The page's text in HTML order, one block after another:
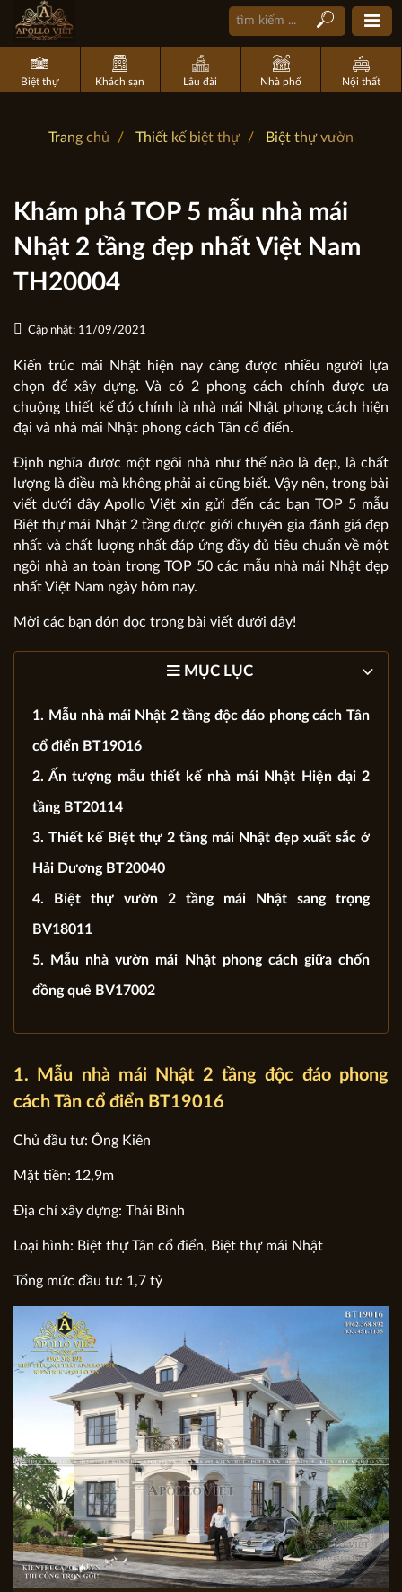
Biệt thự Khách sạn Lâu đài Nhà phố Nội thất
Trang chủ Thiết kế biệt thự Biệt thự vườn
Khám phá TOP 5 mẫu nhà mái
Nhật 2 tầng đẹp nhất Việt Nam
TH20004
Cập nhật: 11/09/2021
Kiến trúc mái Nhật hiện nay càng được nhiều người lựa
chọn để xây dựng. Và có 2 phong cách chính được ưa
chuộng thiết kế đó chính là nhà mái Nhật phong cách hiện
đại và nhà mái Nhật phong cách Tân cổ điển.
Định nghĩa được một ngôi nhà như thế nào là đẹp, là chất
lượng là điều mà không phải ai cũng biết. Vậy nên, trong bài
viết dưới đây Apollo Việt xin gửi đến các bạn TOP 5 mẫu
Biệt thự mái Nhật 2 tầng được giới chuyên gia đánh giá đẹp
nhất và chất lượng nhất đáp ứng đầy đủ tiêu chuẩn về một
ngôi nhà an toàn trong TOP 50 các mẫu nhà mái Nhật đẹp
nhất Việt Nam ngày hôm nay.
Mời các bạn đón đọc trong bài viết dưới đây!
MỤC LỤC
1. Mẫu nhà mái Nhật 2 tầng độc đáo phong cách Tân
cổ điển BT19016
2. Ấn tượng mẫu thiết kế nhà mái Nhật Hiện đại 2
tầng BT20114
3. Thiết kế Biệt thự 2 tầng mái Nhật đẹp xuất sắc ở
Hải Dương BT20040
4. Biệt thự vườn 2 tầng mái Nhật sang trọng
BV18011
5. Mẫu nhà vườn mái Nhật phong cách giữa chốn
đồng quê BV17002
1. Mẫu nhà mái Nhật 2 tầng độc đáo phong
cách Tân cổ điển BT19016
Chủ đầu tư: Ông Kiên
Mặt tiền: 12,9m
Địa chỉ xây dựng: Thái Bình
Loại hình: Biệt thự Tân cổ điển, Biệt thự mái Nhật
Tổng mức đầu tư: 1,7 tỷ